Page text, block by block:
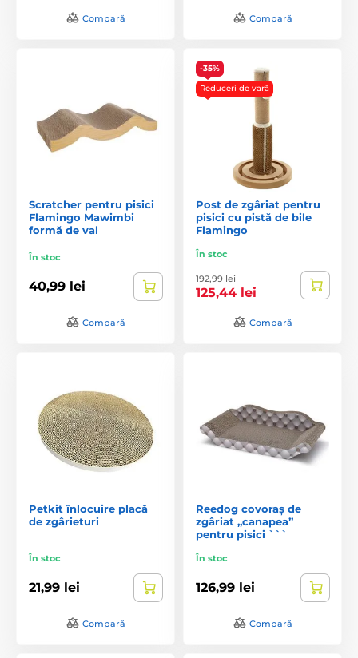
Compară Compară
Scratcher pentru pisici
Flamingo Mawimbi
formă de val
În stoc
40,99 lei
Compară
-35%
Reduceri de vară
Post de zgâriat pentru
pisici cu pistă de bile
Flamingo
În stoc
192,99 lei
125,44 lei
Compară
Petkit înlocuire placă
de zgârieturi
În stoc
21,99 lei
Compară
Reedog covoraș de
zgâriat „canapea”
pentru pisici ```
În stoc
126,99 lei
Compară